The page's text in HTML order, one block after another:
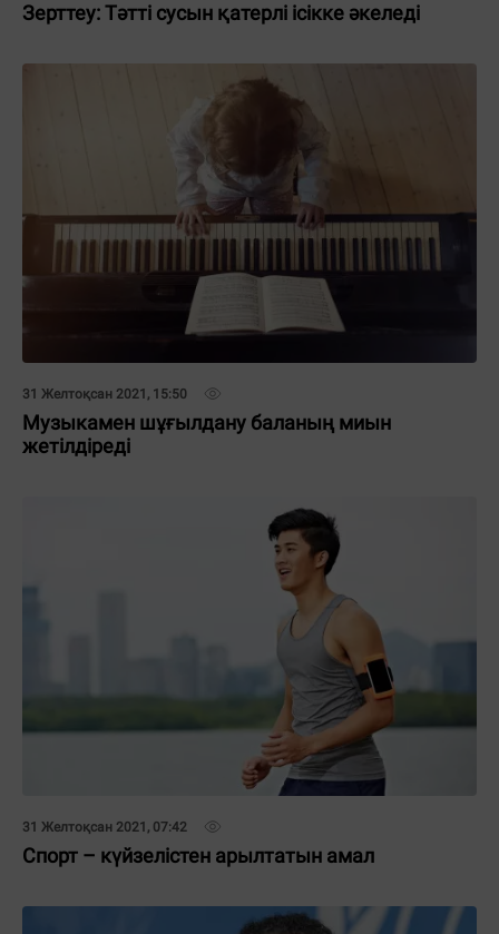
Зерттеу: Тәтті сусын қатерлі ісікке әкеледі
31 Желтоқсан 2021, 15:50
Музыкамен шұғылдану баланың миын
жетілдіреді
31 Желтоқсан 2021, 07:42
Спорт – күйзелістен арылтатын амал